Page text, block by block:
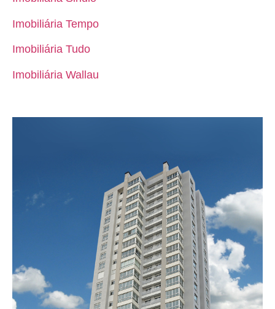
Imobiliária Tempo
Imobiliária Tudo
Imobiliária Wallau